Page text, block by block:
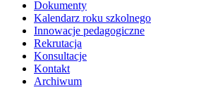
Dokumenty
Kalendarz roku szkolnego
Innowacje pedagogiczne
Rekrutacja
Konsultacje
Kontakt
Archiwum